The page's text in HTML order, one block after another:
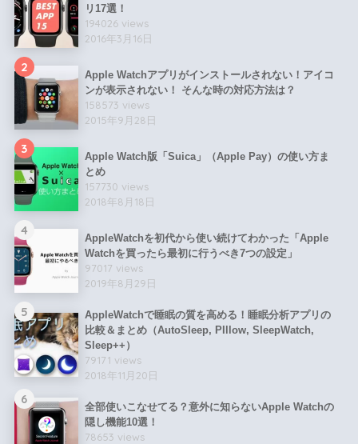
リ17選！
194026 views
2016年3月16日
2
Apple Watchアプリがインストールされない！アイコ
ンが表示されない！ そんな時の対応方法は？
158573 views
2015年9月28日
3
Apple Watch版「Suica」（Apple Pay）の使い方ま
とめ
157730 views
2018年8月18日
4
AppleWatchを初代から使い続けてわかった「Apple
Watchを買ったら最初に行うべき7つの設定」
97017 views
2019年8月29日
5
AppleWatchで睡眠の質を高める！睡眠分析アプリの
比較＆まとめ（AutoSleep, PIllow, SleepWatch,
Sleep++）
79171 views
2018年11月20日
6
全部使いこなせてる？意外に知らないApple Watchの
隠し機能10選！
78653 views